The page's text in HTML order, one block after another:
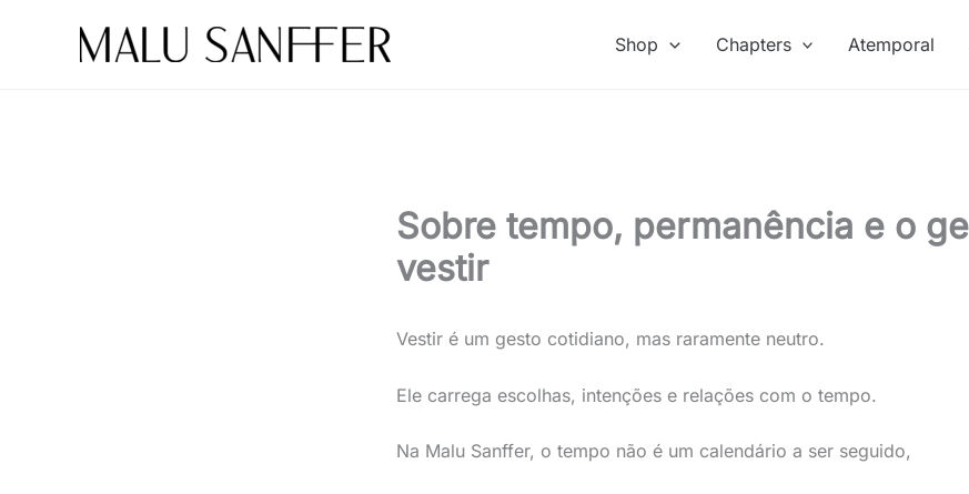
Shop Chapters Atemporal
Sobre tempo, permanência e o
vestir
Vestir é um gesto cotidiano, mas raramente neutro.
Ele carrega escolhas, intenções e relações com o tempo.
Na Malu Sanffer, o tempo não é um calendário a ser seguido,